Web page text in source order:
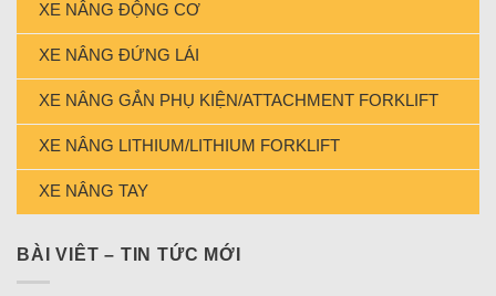
XE NÂNG ĐỘNG CƠ
XE NÂNG ĐỨNG LÁI
XE NÂNG GẮN PHỤ KIỆN/ATTACHMENT FORKLIFT
XE NÂNG LITHIUM/LITHIUM FORKLIFT
XE NÂNG TAY
BÀI VIÊT – TIN TỨC MỚI